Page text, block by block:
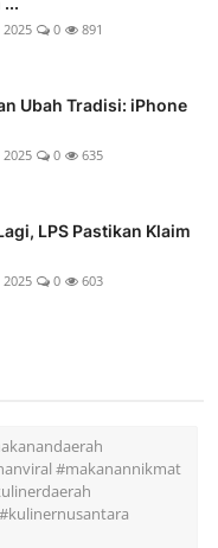
2025 0 891
Ubah Tradisi: iPhone
2025 0 635
LPS Pastikan Klaim
2025 0 603
#makanannikmat